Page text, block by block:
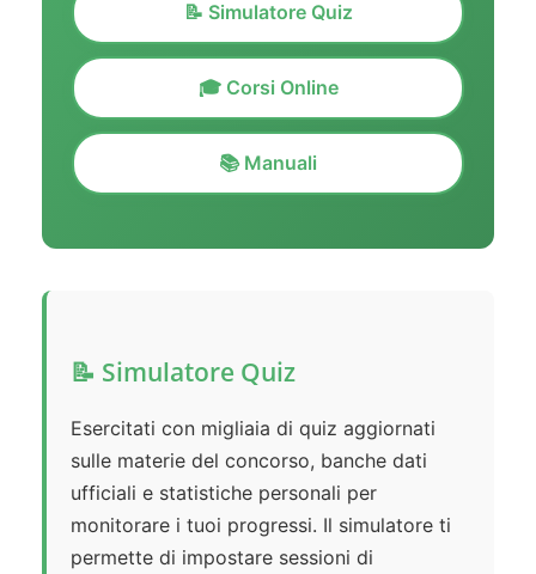
📝 Simulatore Quiz
🎓 Corsi Online
📚 Manuali
📝 Simulatore Quiz
Esercitati con migliaia di quiz aggiornati
sulle materie del concorso, banche dati
ufficiali e statistiche personali per
monitorare i tuoi progressi. Il simulatore ti
permette di impostare sessioni di